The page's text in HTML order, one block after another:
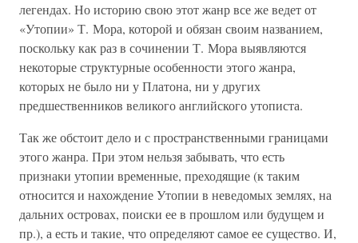
легендах. Но историю свою этот жанр все же ведет от
«Утопии» Т. Мора, которой и обязан своим названием,
поскольку как раз в сочинении Т. Мора выявляются
некоторые структурные особенности этого жанра,
которых не было ни у Платона, ни у других
предшественников великого английского утописта.
Так же обстоит дело и с пространственными границами
этого жанра. При этом нельзя забывать, что есть
признаки утопии временные, преходящие (к таким
относится и нахождение Утопии в неведомых землях, на
дальних островах, поиски ее в прошлом или будущем и
пр.), а есть и такие, что определяют самое ее существо. И,